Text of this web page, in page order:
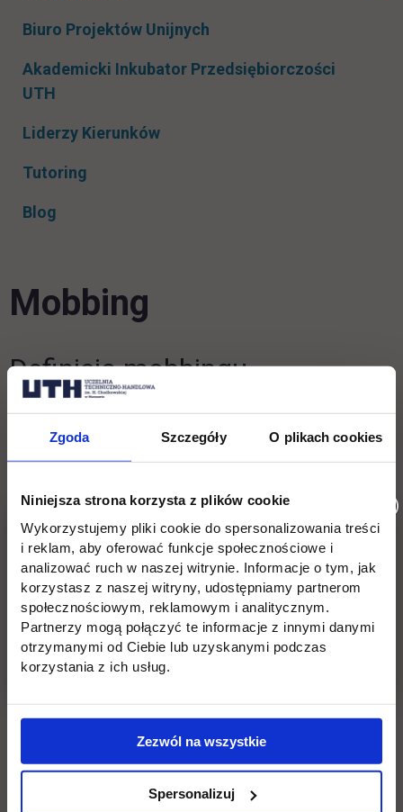
Zgoda Szczegóły O plikach cookies
Niniejsza strona korzysta z plików cookie
Wykorzystujemy pliki cookie do spersonalizowania treści
i reklam, aby oferować funkcje społecznościowe i
analizować ruch w naszej witrynie. Informacje o tym, jak
korzystasz z naszej witryny, udostępniamy partnerom
społecznościowym, reklamowym i analitycznym.
Partnerzy mogą połączyć te informacje z innymi danymi
otrzymanymi od Ciebie lub uzyskanymi podczas
korzystania z ich usług.
Zezwól na wszystkie
Spersonalizuj
Biuro Projektów Unijnych
Akademicki Inkubator Przedsiębiorczości
UTH
Liderzy Kierunków
Tutoring
Blog
Mobbing
Definicja mobbingu
oznacza działania lub zachowania dotyczące
polegające na uporczywym i długotrwałym nękaniu
lub zastraszaniu pracownika, wywołujące u niego
zaniżoną ocenę przydatności zawodowej,
powodujące lub mające na celu poniżenie lub
ośmieszenie pracownika, izolowanie go lub
wyeliminowanie z zespołu współpracowników.
Co to jest mobbing?
Niezwykle istotne jest to, że aby uznać konkretną
osobę za ofiarę mobbingu, muszą zaistnieć
wszystkie czynniki jednocześnie, czyli: